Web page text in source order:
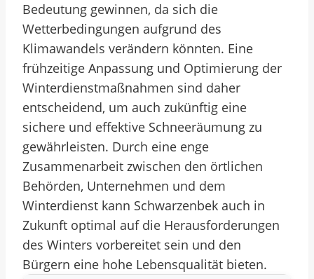
Bedeutung gewinnen, da sich die
Wetterbedingungen aufgrund des
Klimawandels verändern könnten. Eine
frühzeitige Anpassung und Optimierung der
Winterdienstmaßnahmen sind daher
entscheidend, um auch zukünftig eine
sichere und effektive Schneeräumung zu
gewährleisten. Durch eine enge
Zusammenarbeit zwischen den örtlichen
Behörden, Unternehmen und dem
Winterdienst kann Schwarzenbek auch in
Zukunft optimal auf die Herausforderungen
des Winters vorbereitet sein und den
Bürgern eine hohe Lebensqualität bieten.